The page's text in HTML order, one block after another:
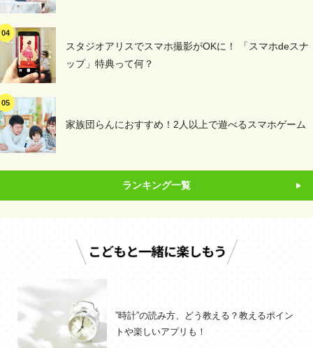
スタジオアリスでスマホ撮影がOKに！ 「スマホdeスナ
ップ」特典って何？
家族団らんにおすすめ！2人以上で遊べるスマホゲーム
ランキング一覧
”時計”の読み方、どう教える？教えるポイン
トや楽しいアプリも！